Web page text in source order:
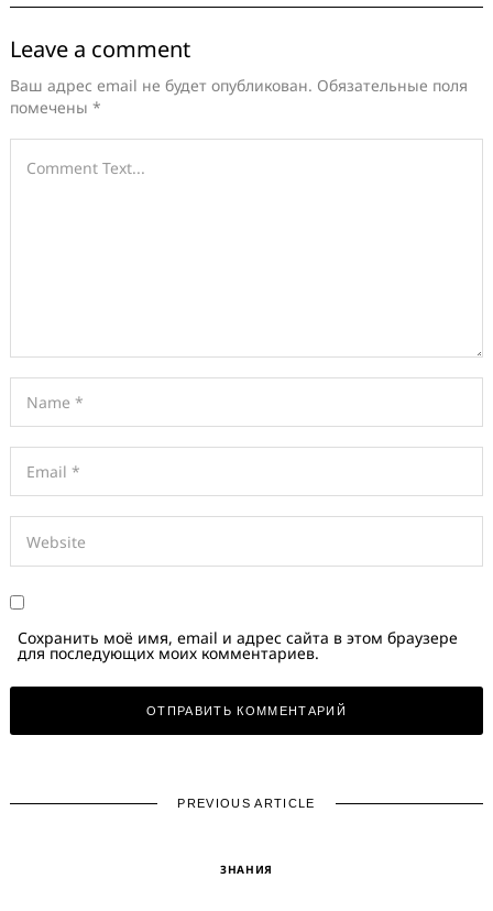
Leave a comment
Ваш адрес email не будет опубликован. Обязательные поля
помечены *
Сохранить моё имя, email и адрес сайта в этом браузере
для последующих моих комментариев.
PREVIOUS ARTICLE
ЗНАНИЯ